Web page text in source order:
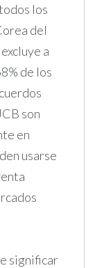
los
del
a
de los
son
en
usarse
significar